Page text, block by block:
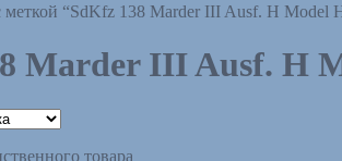
меткой “SdKfz 138 Marder III Ausf. H Model
Marder III Ausf. H
товара